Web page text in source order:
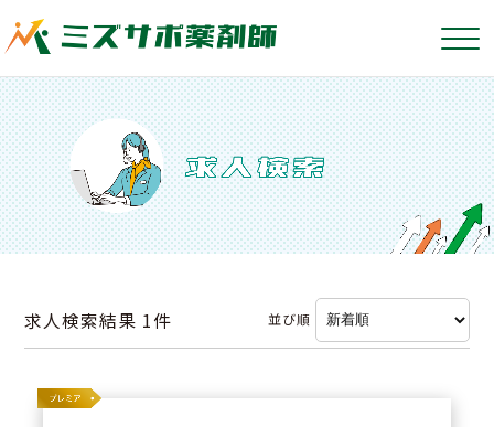
求人検索結果 1件 並び順